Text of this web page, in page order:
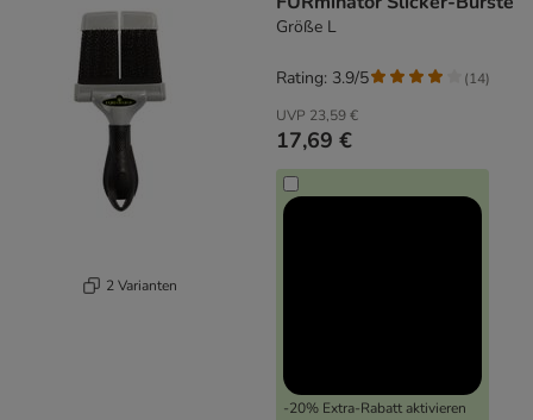
2 Varianten
Größe L
UVP 23,59 €
17,69 €
-20% Extra-Rabatt aktivieren
Rating: 3.9/5 (14)